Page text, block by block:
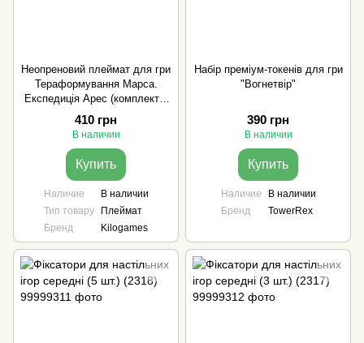
Неопреновий плеймат для гри
Тераформування Марса.
Експедиція Арес (комплект 2
шт)
410 грн
В наличии
Купить
Наличие
В наличии
Тип товару
Плеймат
Бренд
Kilogames
Набір преміум-токенів для гри
"Вогнетвір"
390 грн
В наличии
Купить
Наличие
В наличии
Бренд
TowerRex